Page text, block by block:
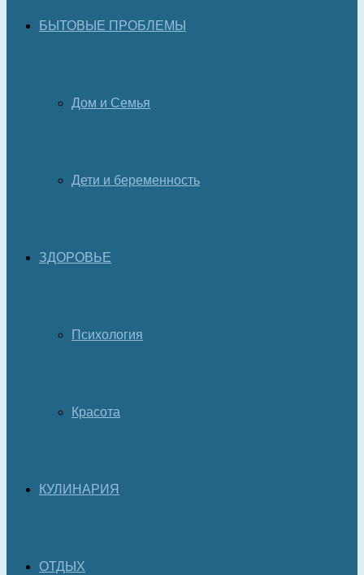
БЫТОВЫЕ ПРОБЛЕМЫ
Дом и Семья
Дети и беременность
ЗДОРОВЬЕ
Психология
Красота
КУЛИНАРИЯ
ОТДЫХ